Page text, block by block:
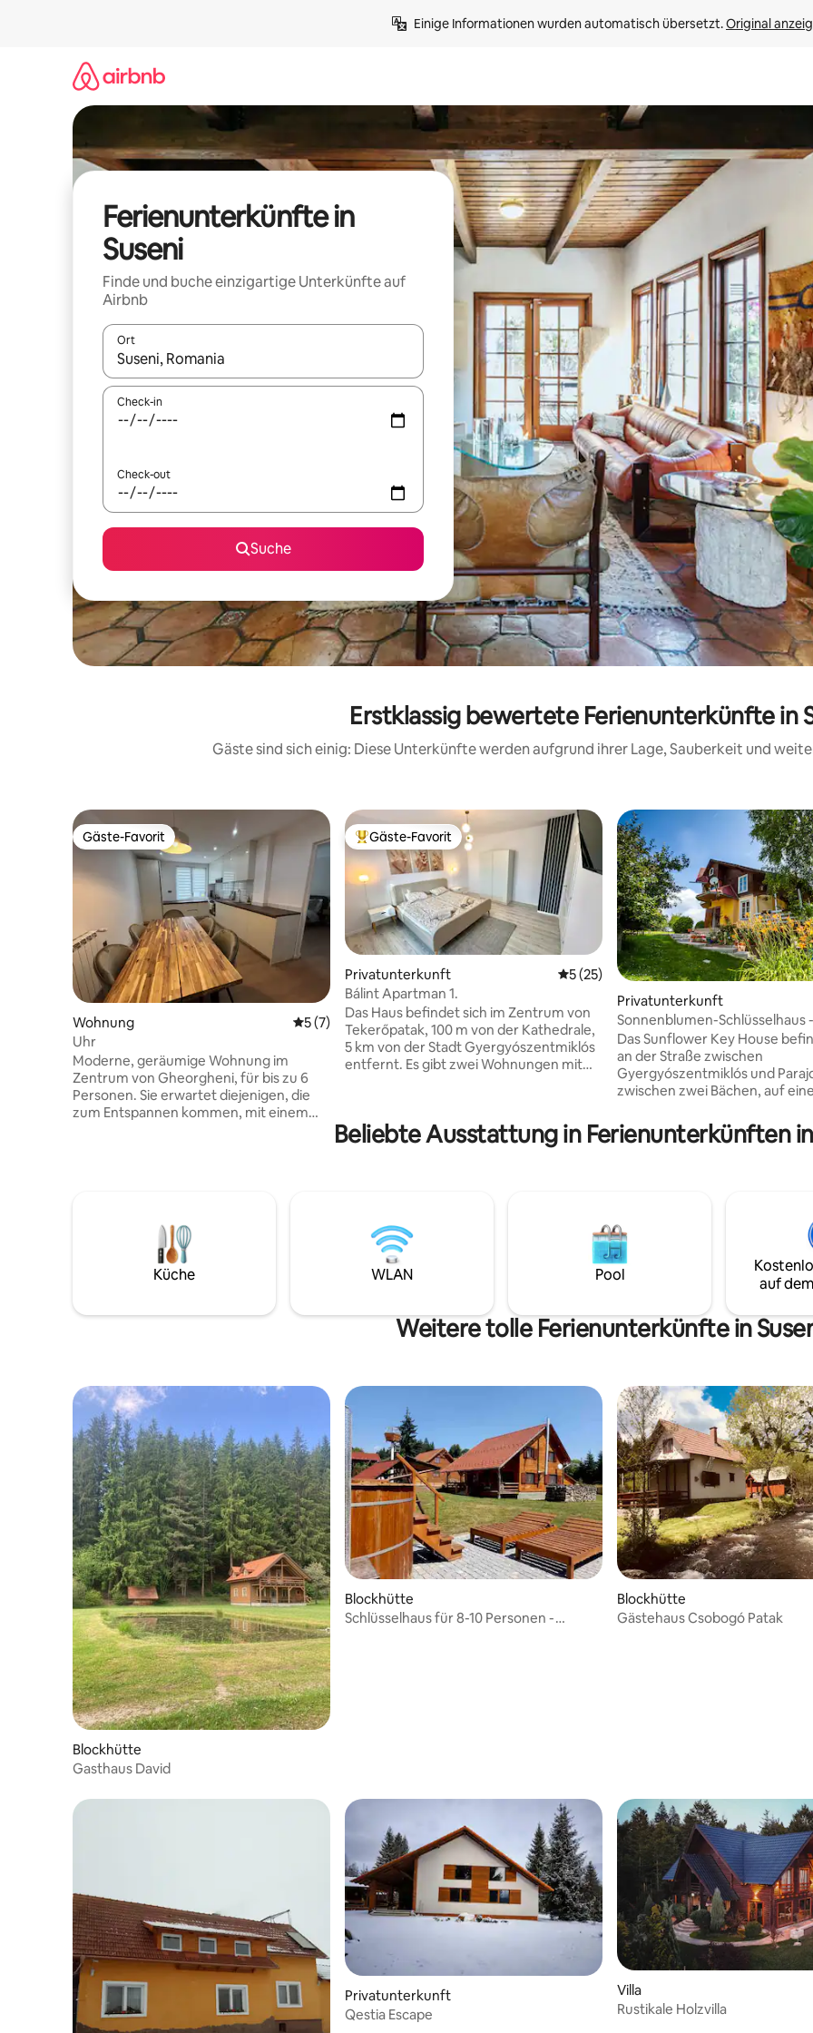
Einige Informationen wurden automatisch übersetzt. Original
Ferienunterkünfte in
Suseni
Finde und buche einzigartige Unterkünfte auf
Airbnb
Ort
Wenn Ergebnisse verfügbar sind, navigiere mit den Pfeiltasten nach oben und unten oder erkunde die Ergebnisse
Check-in
Check-out
Suche
Erstklassig bewertete Ferienunterkünfte in
Gäste sind sich einig: Diese Unterkünfte werden aufgrund ihrer Lage, Sauberkeit und
Gäste-Favorit
Gäste-Favorit
Wohnung Durchschnittliche Bewertung: 5 von 5, 7 Bewertungen
5 (7)
Uhr
Moderne, geräumige Wohnung im
Zentrum von Gheorgheni, für bis zu 6
Personen. Sie erwartet diejenigen, die
zum Entspannen kommen, mit einem
Freunden. Alle wichtigen Geschäfte,
Restaurants und Sehenswürdigkeiten
sind leicht erreichbar, sodass es bequem
ist, ohne Auto zu bleiben, während die
ruhige, gemütliche Atmosphäre bietet.
Beliebter Gäste-Favorit.
Gäste-Favorit
Privatunterkunft Durchschnittliche Bewertung: 5 von 5,
5 (25)
Bálint Apartman 1.
Das Haus befindet sich im Zentrum von
Tekerőpatak, 100 m von der Kathedrale,
5 km von der Stadt Gyergyószentmiklós
entfernt. Es gibt zwei Wohnungen mit
frisch renoviert. Auf Anfrage stellen wir
gerne ein Kinderbett zur Verfügung.
Käse nach Schweizer Rezepten verkauft
werden. Es wird empfohlen, sie zu
probieren.
Privatunterkunft
Sonnenblumen-Schlüsselhaus
Das Sunflower Key House
an der Straße zwischen
Gyergyószentmiklós und
zwischen zwei Bächen, auf
Herzen von Harghita County.
Umgebung ist malerisch,
Badewanne oder eine
Familien oder Gruppen von
was perfekt für
besondere Veranstaltungen
Veranstaltungsort für
Beliebte Ausstattung in Ferienunterkünften
Küche WLAN Pool
auf
Weitere tolle Ferienunterkünfte in
Blockhütte
Gasthaus David
Blockhütte
Schlüsselhaus für 8-10 Personen -
Blockhütte
Gästehaus Csobogó Patak
Privatunterkunft
Qestia Escape
Villa
Rustikale Holzvilla